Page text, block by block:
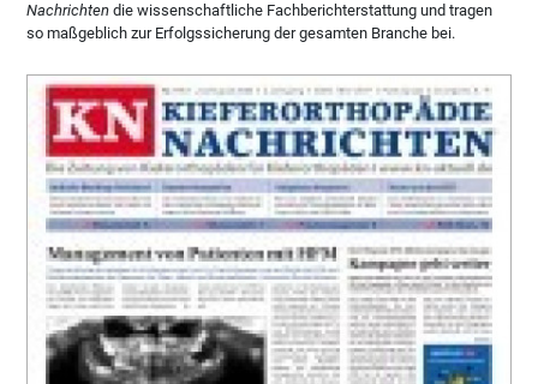
Nachrichten die wissenschaftliche Fachberichterstattung und tragen
so maßgeblich zur Erfolgssicherung der gesamten Branche bei.